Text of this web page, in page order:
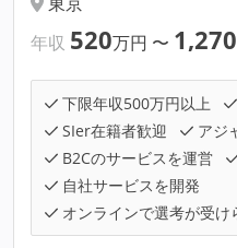
年収 520万円 〜 1,270
下限年収500万円以上
SIer在籍者歓迎
アジ
B2Cのサービスを運営
自社サービスを開発
オンラインで選考が受け